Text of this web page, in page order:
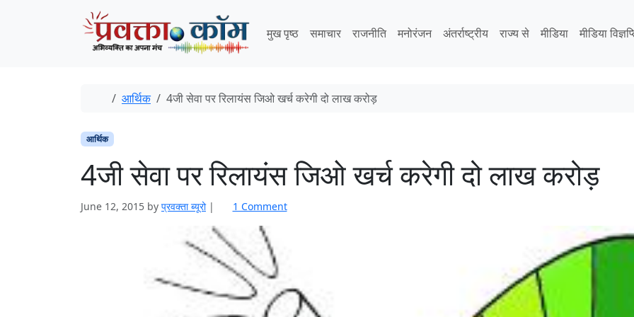
मुख पृष्ठ
समाचार राजनीति मनोरंजन अंतर्राष्ट्रीय राज्य से मीडिया मीडिया
Home
आर्थिक 4जी सेवा पर रिलायंस जिओ खर्च करेगी दो लाख करोड़
आर्थिक
4जी सेवा पर रिलायंस जिओ खर्च करेगी दो लाख करोड़
June 12, 2015 by प्रवक्ता ब्यूरो | 1 Commento
प